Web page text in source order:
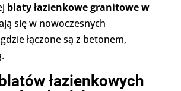
blaty łazienkowe granitowe w
się w nowoczesnych
łączone są z betonem,
łazienkowych